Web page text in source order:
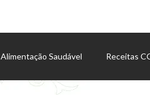
Alimentação Saudável Receitas